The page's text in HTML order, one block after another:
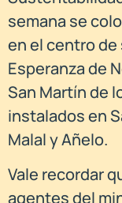
semana se
en el centro de
Esperanza de
San Martín de
instalados en
Malal y Añelo.
Vale recordar
agentes del